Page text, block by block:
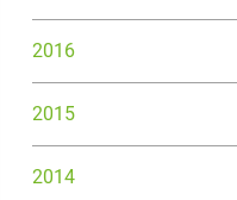
2016
2015
2014